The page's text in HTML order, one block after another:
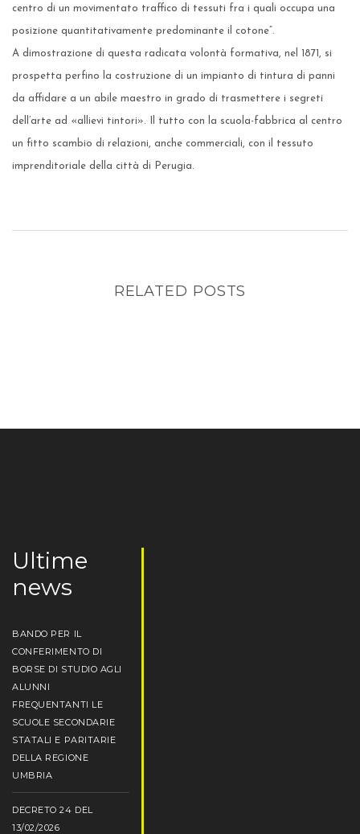
centro di un movimentato traffico di tessuti fra i quali occupa una
posizione quantitativamente predominante il cotone”.
A dimostrazione di questa radicata volontà formativa, nel 1871, si
prospetta perfino la costruzione di un impianto di tintura di panni
da affidare a un abile maestro in grado di trasmettere i segreti
dell’arte ad «allievi tintori». Il tutto con la scuola-fabbrica al centro
un fitto scambio di relazioni, anche commerciali, con il tessuto
imprenditoriale della città di Perugia.
RELATED POSTS
Ultime
news
BANDO PER IL
CONFERIMENTO DI
BORSE DI STUDIO AGLI
ALUNNI
FREQUENTANTI LE
SCUOLE SECONDARIE
STATALI E PARITARIE
DELLA REGIONE
UMBRIA
DECRETO 24 DEL
13/02/2026